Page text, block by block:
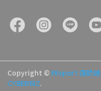
Copyright © Misport 運動迷
CYBERBIZ.